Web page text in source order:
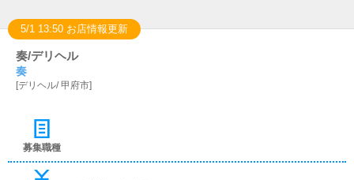
5/1 13:50 お店情報更新
奏/デリヘル
奏
[デリヘル/甲府市]
募集職種